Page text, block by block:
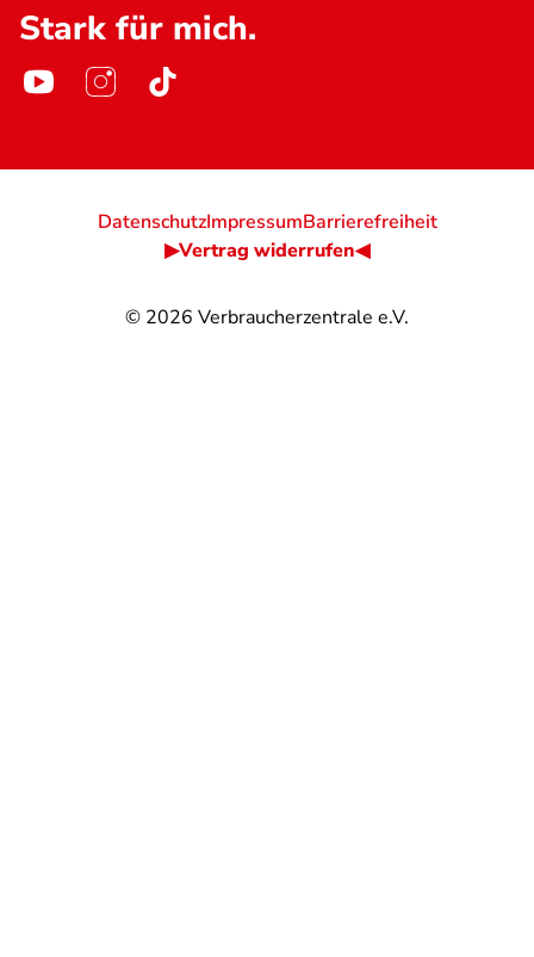
Stark für mich.
© 2026 Verbraucherzentrale e.V.
DatenschutzImpressumBarrierefreiheit
▶Vertrag widerrufen◀